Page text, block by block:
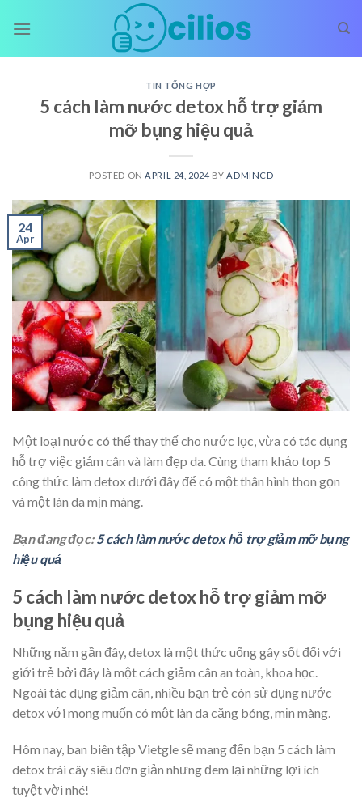
TIN TỔNG HỢP
5 cách làm nước detox hỗ trợ giảm
mỡ bụng hiệu quả
POSTED ON APRIL 24, 2024 BY ADMINCD
24
Apr
Một loại nước có thể thay thế cho nước lọc, vừa có tác dụng
hỗ trợ việc giảm cân và làm đẹp da. Cùng tham khảo top 5
công thức làm detox dưới đây để có một thân hình thon gọn
và một làn da mịn màng.
Bạn đang đọc: 5 cách làm nước detox hỗ trợ giảm mỡ bụng
hiệu quả
5 cách làm nước detox hỗ trợ giảm mỡ
bụng hiệu quả
Những năm gần đây, detox là một thức uống gây sốt đối với
giới trẻ bởi đây là một cách giảm cân an toàn, khoa học.
Ngoài tác dụng giảm cân, nhiều bạn trẻ còn sử dụng nước
detox với mong muốn có một làn da căng bóng, mịn màng.
Hôm nay, ban biên tập Vietgle sẽ mang đến bạn 5 cách làm
detox trái cây siêu đơn giản nhưng đem lại những lợi ích
tuyệt vời nhé!